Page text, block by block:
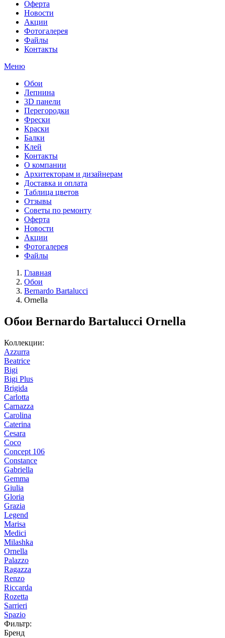
Оферта
Новости
Акции
Фотогалерея
Файлы
Контакты
Меню
Обои
Лепнина
3D панели
Перегородки
Фрески
Краски
Балки
Клей
Контакты
О компании
Архитекторам и дизайнерам
Доставка и оплата
Таблица цветов
Отзывы
Советы по ремонту
Оферта
Новости
Акции
Фотогалерея
Файлы
Главная
Обои
Bernardo Bartalucci
Ornella
Обои Bernardo Bartalucci Ornella
Коллекции:
Azzurra
Beatrice
Bigi
Bigi Plus
Brigida
Carlotta
Carnazza
Carolina
Caterina
Cesara
Coco
Concept 106
Constance
Gabriella
Gemma
Giulia
Gloria
Grazia
Legend
Marisa
Medici
Milashka
Ornella
Palazzo
Ragazza
Renzo
Riccarda
Rozetta
Sarrieri
Spazio
Фильтр:
Бренд